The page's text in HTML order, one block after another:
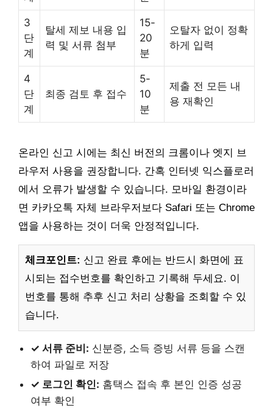
3
단
계
탈세 제보 내용 입
력 및 서류 첨부
15-
20
분
오탈자 없이 정확
하게 입력
4
단
계
최종 검토 후 접수
5-
10
분
제출 전 모든 내
용 재확인
온라인 신고 시에는 최신 버전의 크롬이나 엣지 브
라우저 사용을 권장합니다. 간혹 인터넷 익스플로러
에서 오류가 발생할 수 있습니다. 모바일 환경이라
면 카카오톡 자체 브라우저보다 Safari 또는 Chrome
앱을 사용하는 것이 더욱 안정적입니다.
체크포인트: 신고 완료 후에는 반드시 화면에 표
시되는 접수번호를 확인하고 기록해 두세요. 이
번호를 통해 추후 신고 처리 상황을 조회할 수 있
습니다.
✓ 서류 준비: 신분증, 소득 증빙 서류 등을 스캔
하여 파일로 저장
✓ 로그인 확인: 홈택스 접속 후 본인 인증 성공
여부 확인